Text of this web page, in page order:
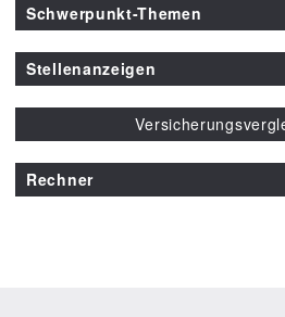
Schwerpunkt-Themen
Stellenanzeigen
Rechner